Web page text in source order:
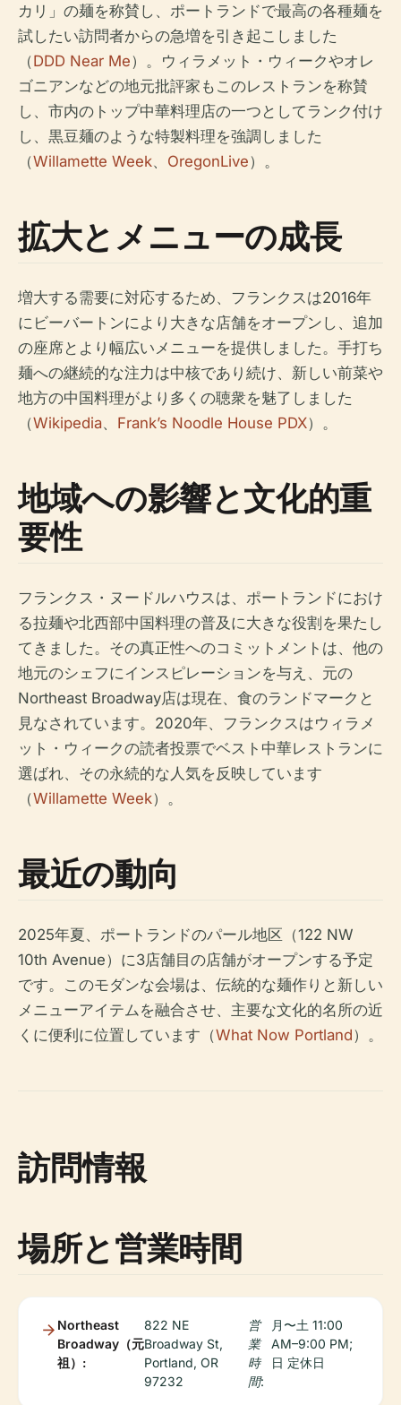
カリ」の麺を称賛し、ポートランドで最高の各種麺を
試したい訪問者からの急増を引き起こしました
（DDD Near Me）。ウィラメット・ウィークやオレ
ゴニアンなどの地元批評家もこのレストランを称賛
し、市内のトップ中華料理店の一つとしてランク付け
し、黒豆麺のような特製料理を強調しました
（Willamette Week、 OregonLive）。
拡大とメニューの成長
増大する需要に対応するため、フランクスは2016年
にビーバートンにより大きな店舗をオープンし、追加
の座席とより幅広いメニューを提供しました。手打ち
麺への継続的な注力は中核であり続け、新しい前菜や
地方の中国料理がより多くの聴衆を魅了しました
（Wikipedia、 Frank’s Noodle House PDX）。
地域への影響と文化的重
要性
フランクス・ヌードルハウスは、ポートランドにおけ
る拉麺や北西部中国料理の普及に大きな役割を果たし
てきました。その真正性へのコミットメントは、他の
地元のシェフにインスピレーションを与え、元の
Northeast Broadway店は現在、食のランドマークと
見なされています。2020年、フランクスはウィラメ
ット・ウィークの読者投票でベスト中華レストランに
選ばれ、その永続的な人気を反映しています
（Willamette Week）。
最近の動向
2025年夏、ポートランドのパール地区（122 NW
10th Avenue）に3店舗目の店舗がオープンする予定
です。このモダンな会場は、伝統的な麺作りと新しい
メニューアイテムを融合させ、主要な文化的名所の近
くに便利に位置しています（What Now Portland）。
訪問情報
場所と営業時間
Northeast
Broadway（元
祖）:
822 NE
Broadway St,
Portland, OR
97232
営
業
時
間:
月〜土 11:00
AM–9:00 PM;
日 定休日